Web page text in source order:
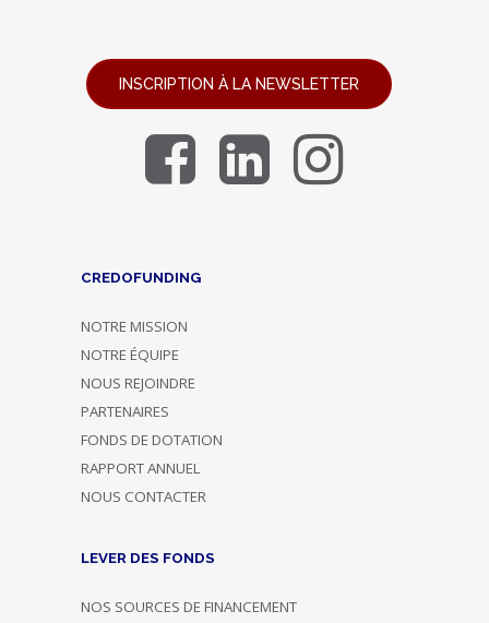
INSCRIPTION À LA NEWSLETTER
CREDOFUNDING
NOTRE MISSION
NOTRE ÉQUIPE
NOUS REJOINDRE
PARTENAIRES
FONDS DE DOTATION
RAPPORT ANNUEL
NOUS CONTACTER
LEVER DES FONDS
NOS SOURCES DE FINANCEMENT